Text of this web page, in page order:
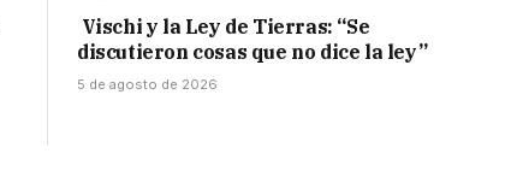
Vischi y la Ley de Tierras: “Se
discutieron cosas que no dice la ley”
5 de agosto de 2026